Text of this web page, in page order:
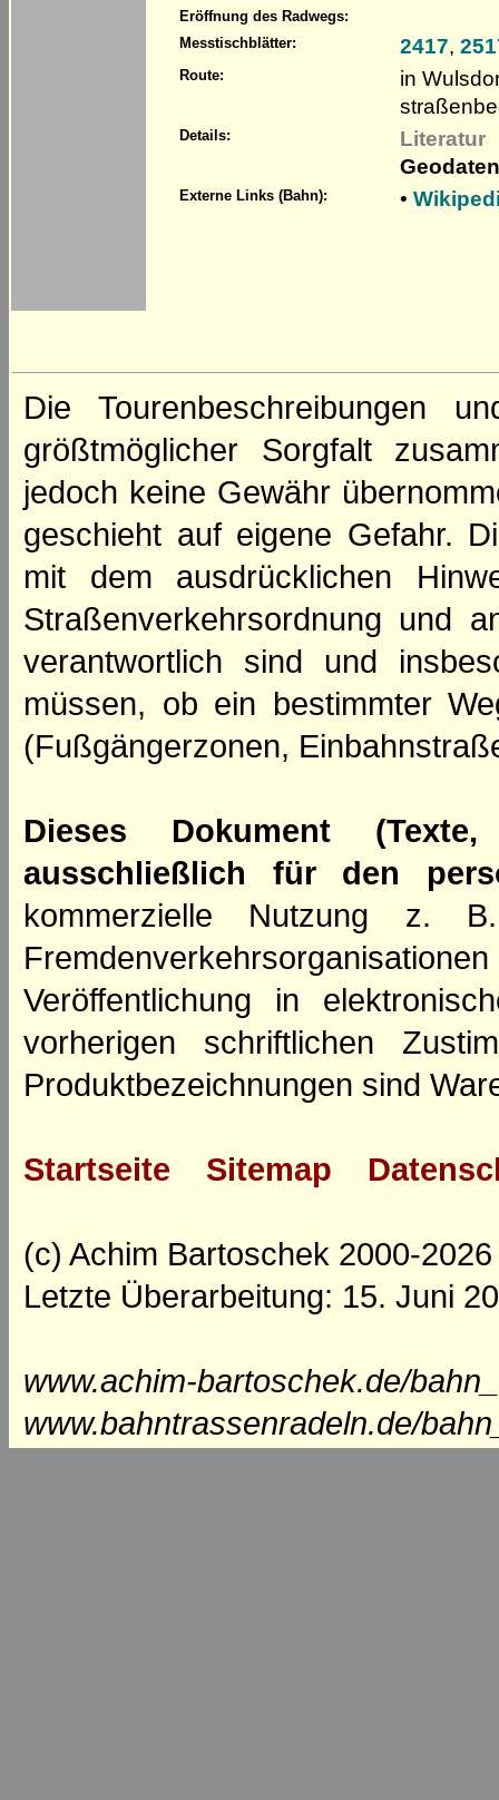
Eröffnung des Radwegs:
Messtischblätter:
2417,
Route:
in
Details:
Literatur
Externe Links (Bahn): •
Die Tourenbeschreibungen
größtmöglicher Sorgfalt
jedoch keine Gewähr
geschieht auf eigene Gefahr.
mit dem ausdrücklichen
Straßenverkehrsordnung und
verantwortlich sind und
müssen, ob ein bestimmter
(Fußgängerzonen,
Dieses Dokument
ausschließlich für den
kommerzielle Nutzung z.
Veröffentlichung in
vorherigen schriftlichen
Produktbezeichnungen sind
Startseite Sitemap
(c) Achim Bartoschek 2000-2026
Letzte Überarbeitung: 15. Juni
www.achim-bartoschek.de/
www.bahntrassenradeln.de/